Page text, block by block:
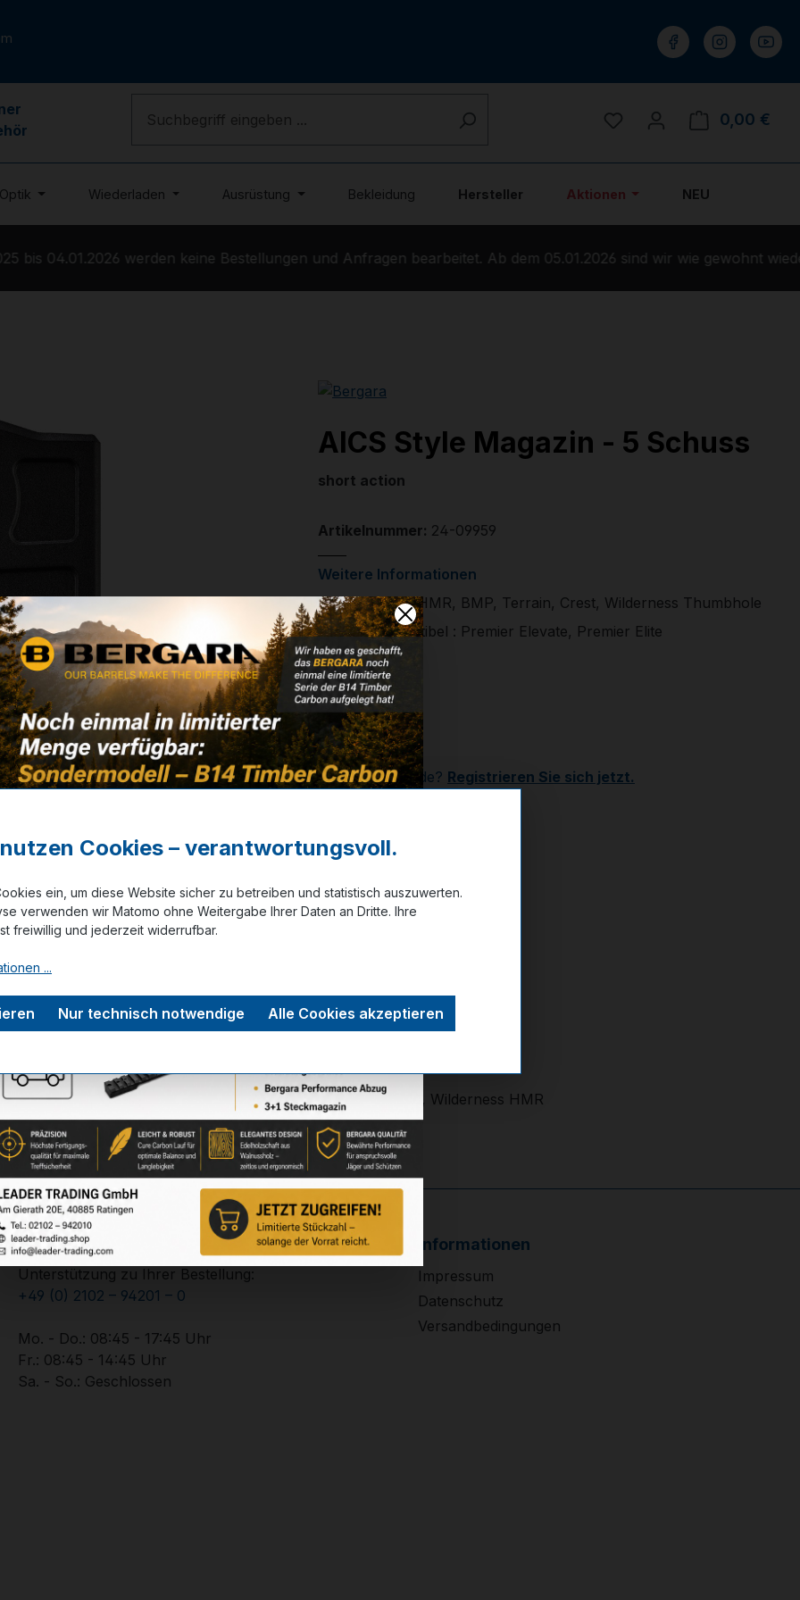
Du hast 0 Produkte auf
0,00 €
Optik Wiederladen Ausrüstung Bekleidung Hersteller Aktionen NEU
04.01.2026 werden keine Bestellungen und Anfragen bearbeitet. Ab dem 05.01.2026 sind wir wie gewohnt
AICS Style Magazin - 5 Schuss
short action
Artikelnummer: 24-09959
Weitere Informationen
✔Kompatibel: HMR, BMP, Terrain, Crest, Wilderness Thumbhole
✔Nicht kompatibel : Premier Elevate, Premier Elite
57,90 €
✔ Auf Lager
Noch kein Kunde? Registrieren Sie sich jetzt.
Zum Merkzettel hinzufügen
Magazin - 5 Schuss"
Thumbhole, Stoke, Wilderness Sierra, Extreme Sierra, Wilderness HMR
Service-Hotline
Unterstützung zu Ihrer Bestellung:
+49 (0) 2102 – 94201 – 0
Mo. - Do.: 08:45 - 17:45 Uhr
Fr.: 08:45 - 14:45 Uhr
Sa. - So.: Geschlossen
Informationen
Impressum
Datenschutz
Versandbedingungen
Cookies – verantwortungsvoll.
ein, um diese Website sicher zu betreiben und statistisch auszuwerten.
verwenden wir Matomo ohne Weitergabe Ihrer Daten an Dritte. Ihre
freiwillig und jederzeit widerrufbar.
...
Nur technisch notwendige Alle Cookies akzeptieren